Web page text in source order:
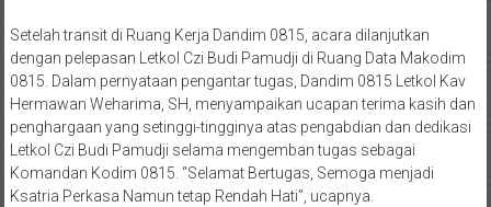
Setelah transit di Ruang Kerja Dandim 0815, acara dilanjutkan
dengan pelepasan Letkol Czi Budi Pamudji di Ruang Data Makodim
0815. Dalam pernyataan pengantar tugas, Dandim 0815 Letkol Kav
Hermawan Weharima, SH, menyampaikan ucapan terima kasih dan
penghargaan yang setinggi-tingginya atas pengabdian dan dedikasi
Letkol Czi Budi Pamudji selama mengemban tugas sebagai
Komandan Kodim 0815. “Selamat Bertugas, Semoga menjadi
Ksatria Perkasa Namun tetap Rendah Hati”, ucapnya.